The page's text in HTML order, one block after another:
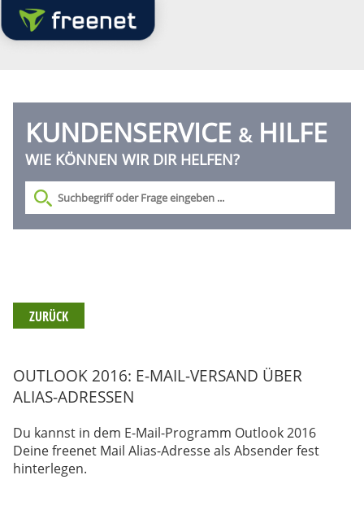
KUNDENSERVICE &HILFE
WIE KÖNNEN WIR DIR HELFEN?
ZURÜCK
OUTLOOK 2016: E-MAIL-VERSAND ÜBER
ALIAS-ADRESSEN
Du kannst in dem E-Mail-Programm Outlook 2016
Deine freenet Mail Alias-Adresse als Absender fest
hinterlegen.